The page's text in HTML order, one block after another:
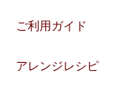
ご利用ガイド
アレンジレシピ